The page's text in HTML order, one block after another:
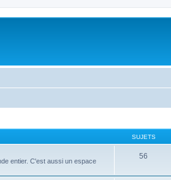
SUJETS
entier. C'est aussi un espace
56